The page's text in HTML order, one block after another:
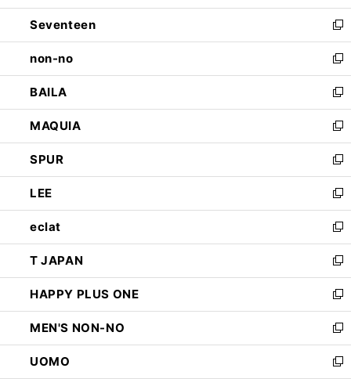
開
く
ウ
で
開
く
ン
ド
ウ
で
開
く
Seventeen
新
し
い
ウ
ィ
ン
ド
ウ
で
開
く
non-no
新
し
い
ウ
ィ
ン
ド
ウ
で
開
く
BAILA
新
し
い
ウ
ィ
ン
ド
ウ
で
開
く
MAQUIA
新
し
い
ウ
ィ
ン
ド
ウ
で
開
く
SPUR
新
し
い
ウ
ィ
ン
ド
ウ
で
開
く
LEE
新
し
い
ウ
ィ
ン
ド
ウ
で
開
く
eclat
新
し
い
ウ
ィ
ン
ド
ウ
で
T JAPAN
新
し
い
ウ
ィ
ン
ド
HAPPY PLUS ONE
新
し
い
ウ
ィ
MEN'S NON-NO
新
し
い
UOMO
新